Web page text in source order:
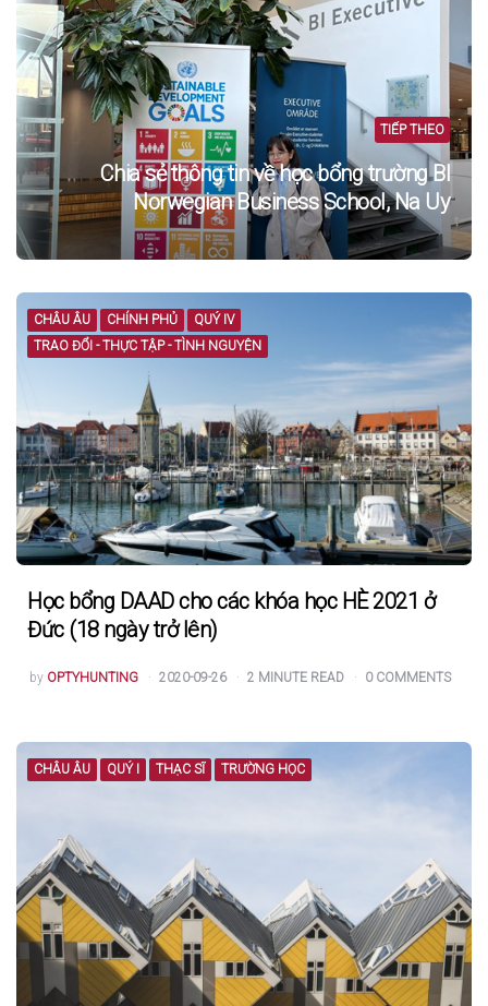
TIẾP THEO
Chia sẻ thông tin về học bổng trường BI
Norwegian Business School, Na Uy
CHÂU ÂU CHÍNH PHỦ
QUÝ IV
TRAO ĐỔI - THỰC TẬP - TÌNH NGUYỆN
Học bổng DAAD cho các khóa học HÈ 2021 ở
Đức (18 ngày trở lên)
POSTED
BY
by OPTYHUNTING 2020-09-26 2 MINUTE READ 0 COMMENTS
CHÂU ÂU QUÝ I THẠC SĨ TRƯỜNG HỌC